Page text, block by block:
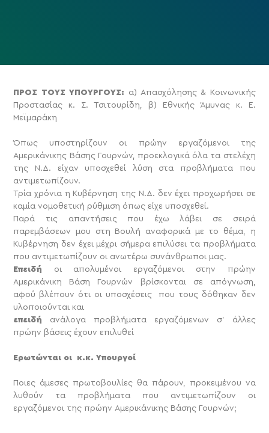
ΠΡΟΣ ΤΟΥΣ ΥΠΟΥΡΓΟΥΣ: α) Απασχόλησης & Κοινωνικής
Προστασίας κ. Σ. Τσιτουρίδη, β) Εθνικής Άμυνας κ. Ε.
Μεϊμαράκη
Όπως υποστηρίζουν οι πρώην εργαζόμενοι της
Αμερικάνικης Βάσης Γουρνών, προεκλογικά όλα τα στελέχη
της Ν.Δ. είχαν υποσχεθεί λύση στα προβλήματα που
αντιμετωπίζουν.
Τρία χρόνια η Κυβέρνηση της Ν.Δ. δεν έχει προχωρήσει σε
καμία νομοθετική ρύθμιση όπως είχε υποσχεθεί.
Παρά τις απαντήσεις που έχω λάβει σε σειρά
παρεμβάσεων μου στη Βουλή αναφορικά με το θέμα, η
Κυβέρνηση δεν έχει μέχρι σήμερα επιλύσει τα προβλήματα
που αντιμετωπίζουν οι ανωτέρω συνάνθρωποι μας.
Επειδή οι απολυμένοι εργαζόμενοι στην πρώην
Αμερικάνικη Βάση Γουρνών βρίσκονται σε απόγνωση,
αφού βλέπουν ότι οι υποσχέσεις που τους δόθηκαν δεν
υλοποιούνται και
επειδή ανάλογα προβλήματα εργαζόμενων σ’ άλλες
πρώην βάσεις έχουν επιλυθεί
Ερωτώνται οι κ.κ. Υπουργοί
Ποιες άμεσες πρωτοβουλίες θα πάρουν, προκειμένου να
λυθούν τα προβλήματα που αντιμετωπίζουν οι
εργαζόμενοι της πρώην Αμερικάνικης Βάσης Γουρνών;